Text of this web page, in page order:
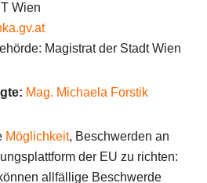
Wien
Magistrat der Stadt Wien
Mag. Michaela Forstik
Möglichkeit, Beschwerden an
der EU zu richten:
allfällige Beschwerde